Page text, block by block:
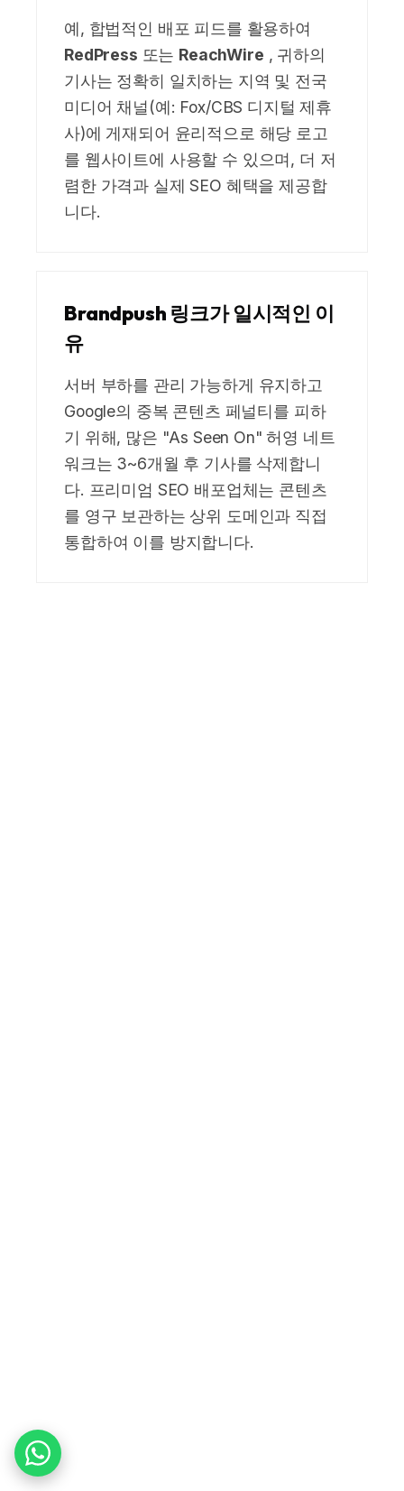
예, 합법적인 배포 피드를 활용하여
RedPress 또는 ReachWire , 귀하의
기사는 정확히 일치하는 지역 및 전국
미디어 채널(예: Fox/CBS 디지털 제휴
사)에 게재되어 윤리적으로 해당 로고
를 웹사이트에 사용할 수 있으며, 더 저
렴한 가격과 실제 SEO 혜택을 제공합
니다.
Brandpush 링크가 일시적인 이
유
서버 부하를 관리 가능하게 유지하고
Google의 중복 콘텐츠 페널티를 피하
기 위해, 많은 "As Seen On" 허영 네트
워크는 3~6개월 후 기사를 삭제합니
다. 프리미엄 SEO 배포업체는 콘텐츠
를 영구 보관하는 상위 도메인과 직접
통합하여 이를 방지합니다.